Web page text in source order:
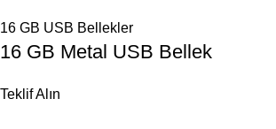
16 GB USB Bellekler
16 GB Metal USB Bellek
Teklif Alın